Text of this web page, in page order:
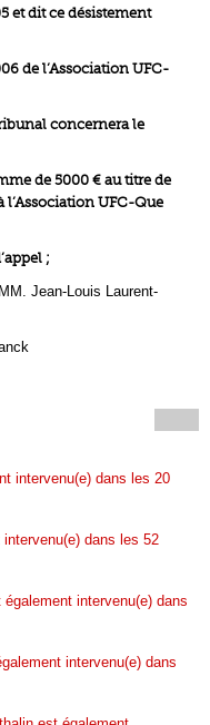
et dit ce désistement
de l’Association UFC-
concernera le
de 5000 € au titre de
l’Association UFC-Que
;
Jean-Louis Laurent-
intervenu(e) dans les 20
dans les 52
intervenu(e) dans
intervenu(e) dans